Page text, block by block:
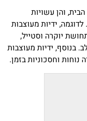
והן עשויות
ידיות מעוצבות
יוקרה וסטייל,
בנוסף, ידיות מעוצבות
וחסכוניות בזמן.